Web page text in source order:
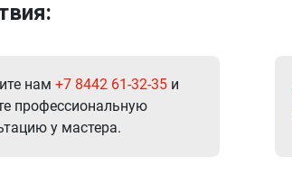
нам +7 8442 61-32-35 и
профессиональную
у мастера.